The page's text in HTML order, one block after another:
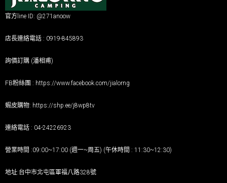
官方line ID: @271anoow
店長連絡電話 : 0919-845893
詢價訂購 (潘相甫)
FB粉絲團 : https://www.facebook.com/jialorng
蝦皮購物: https://shp.ee/j8wp8tv
連絡電話 : 04-24226923
營業時間 :09:00~17:00 (週一~周五) (午休時間 : 11:30~12:30)
地址:台中市北屯區軍福八路328號